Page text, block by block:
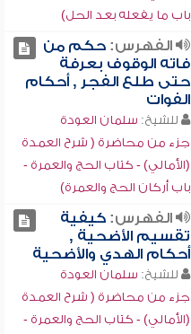
باب ما يفعله بعد الحل)
الفهرس:حكم من
فاته الوقوف بعرفة
حتى طلع الفجر , أحكام
الفوات
للشيخ: سلمان العودة
جزء من محاضرة ( شرح العمدة
(الأمالي) - كتاب الحج والعمرة -
باب أركان الحج والعمرة)
الفهرس:كيفية
تقسيم الأضحية ,
أحكام الهدي والأضحية
للشيخ: سلمان العودة
جزء من محاضرة ( شرح العمدة
(الأمالي) - كتاب الحج والعمرة -